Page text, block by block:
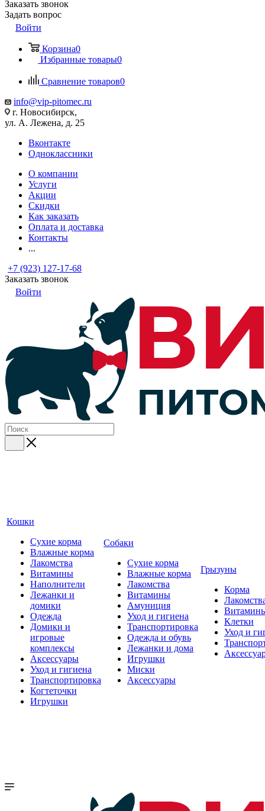
Заказать звонок
Задать вопрос
Войти
Корзина0
Избранные товары0
Сравнение товаров0
info@vip-pitomec.ru
г. Новосибирск,
ул. А. Лежена, д. 25
Вконтакте
Одноклассники
О компании
Услуги
Акции
Скидки
Как заказать
Оплата и доставка
Контакты
...
+7 (923) 127-17-68
Заказать звонок
Войти
Кошки
Сухие корма
Влажные корма
Лакомства
Витамины
Наполнители
Лежанки и
домики
Одежда
Домики и
игровые
комплексы
Аксессуары
Уход и гигиена
Транспортировка
Когтеточки
Игрушки
Собаки
Сухие корма
Влажные корма
Лакомства
Витамины
Амуниция
Уход и гигиена
Транспортировка
Одежда и обувь
Лежанки и дома
Игрушки
Миски
Аксессуары
Грызуны
Корма
Клетки
Уход и